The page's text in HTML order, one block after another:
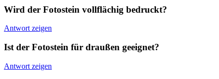
Wird der Fotostein vollflächig bedruckt?
Antwort zeigen
Ist der Fotostein für draußen geeignet?
Antwort zeigen